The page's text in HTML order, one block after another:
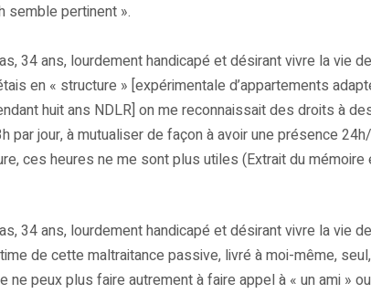
semble pertinent ».
34 ans, lourdement handicapé et désirant vivre la vie
en « structure » [expérimentale d’appartements
huit ans NDLR] on me reconnaissait des droits à
par jour, à mutualiser de façon à avoir une présence
ces heures ne me sont plus utiles (Extrait du
34 ans, lourdement handicapé et désirant vivre la vie
de cette maltraitance passive, livré à moi-même,
ne peux plus faire autrement à faire appel à « un ami »